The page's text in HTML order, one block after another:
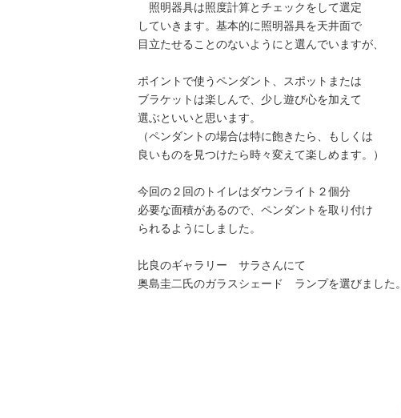
照明器具は照度計算とチェックをして選定
していきます。基本的に照明器具を天井面で
目立たせることのないようにと選んでいますが、
ポイントで使うペンダント、スポットまたは
ブラケットは楽しんで、少し遊び心を加えて
選ぶといいと思います。
（ペンダントの場合は特に飽きたら、もしくは
良いものを見つけたら時々変えて楽しめます。）
今回の２回のトイレはダウンライト２個分
必要な面積があるので、ペンダントを取り付け
られるようにしました。
比良のギャラリー サラさんにて
奥島圭二氏のガラスシェード ランプを選びました。